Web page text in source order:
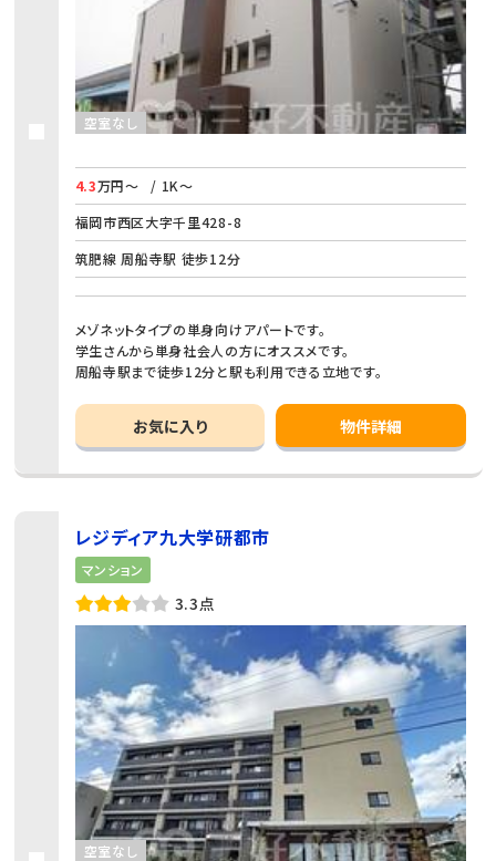
空室なし
4.3万円～
/ 1K～
福岡市西区大字千里428-8
筑肥線 周船寺駅 徒歩12分
メゾネットタイプの単身向けアパートです。
学生さんから単身社会人の方にオススメです。
周船寺駅まで徒歩12分と駅も利用できる立地です。
お気に入り 物件詳細
レジディア九大学研都市
マンション
3.3点
空室なし